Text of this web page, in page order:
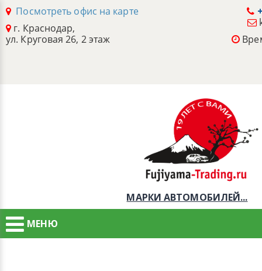
Посмотреть офис на карте
г. Краснодар,
ул. Круговая 26, 2 этаж
МАРКИ АВТОМОБИЛЕЙ...
МЕНЮ